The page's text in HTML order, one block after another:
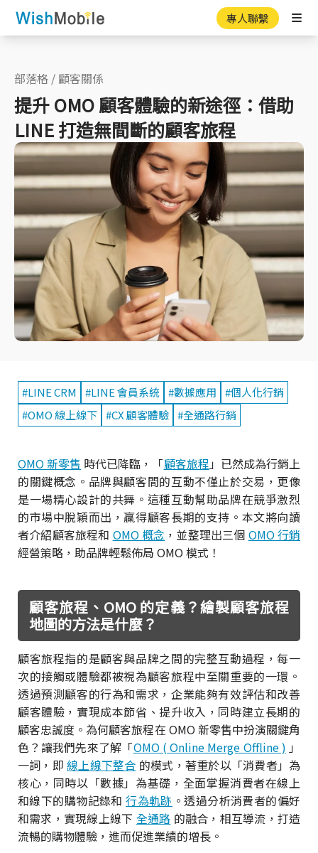
專人聯繫
部落格 / 顧客關係
提升 OMO 顧客體驗的新途徑：借助
LINE 打造無間斷的顧客旅程
#LINE CRM #LINE 會員系統 #數據應用
#個人化行銷
#OMO 線上線下 #CX 顧客體驗 #全通路行銷
OMO 新零售 時代已降臨，「顧客旅程」已然成為行銷上
的關鍵概念。品牌與顧客間的互動不僅止於交易，更像
是一場精心設計的共舞。這種互動幫助品牌在競爭激烈
的市場中脫穎而出，贏得顧客長期的支持。本文將向讀
者介紹顧客旅程和 OMO 概念 ，並整理出三個 OMO 行銷
經營策略，助品牌輕鬆佈局 OMO 模式！
顧客旅程、OMO 的定義？繪製顧客旅程
地圖的方法是什麼？
顧客旅程指的是顧客與品牌之間的完整互動過程，每一
次的接觸或體驗都被視為顧客旅程中至關重要的一環。
透過預測顧客的行為和需求，企業能夠有效評估和改善
顧客體驗，實現成本節省、提升收入，同時建立長期的
顧客忠誠度。為何顧客旅程在 OMO 新零售中扮演關鍵角
色？讓我們先來了解「OMO ( Online Merge Offline ) 」
一詞，即線上線下整合 的模式，著重於以「消費者」為
核心，同時以「數據」為基礎，全面掌握消費者在線上
和線下的購物記錄和行為軌跡 。透過分析消費者的偏好
和需求，實現線上線下 全通路 的融合，相互導流，打造
流暢的購物體驗，進而促進業績的增長。